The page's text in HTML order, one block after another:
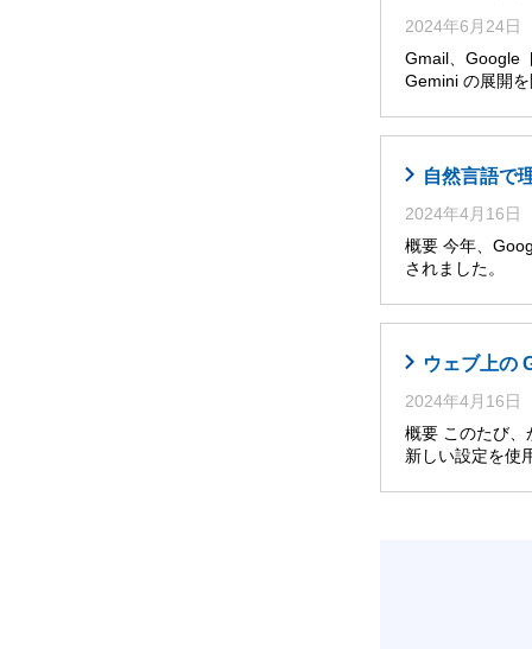
2024年6月24日
Gmail、Google
Gemini の展開
自然言語で
2024年4月16日
概要 今年、
されました。
ウェブ上の
2024年4月16日
概要 このたび、
新しい設定を使